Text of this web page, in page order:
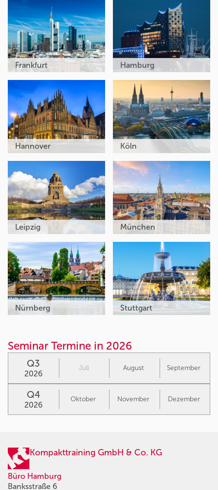
Frankfurt Hamburg
Hannover Köln
Leipzig München
Nürnberg Stuttgart
Seminar Termine in 2026
Q3
2026
Juli August September
Q4
2026
Oktober November Dezember
Kompakttraining GmbH & Co. KG
Büro Hamburg
Banksstraße 6